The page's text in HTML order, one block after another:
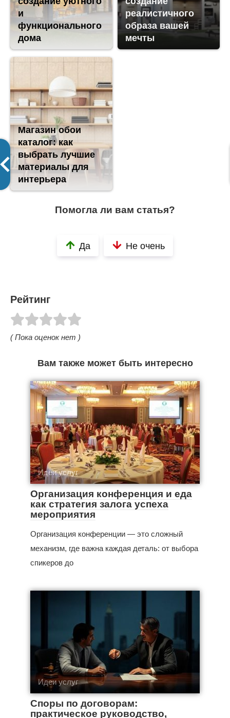
и
функционального
дома
реалистичного
образа вашей
мечты
Магазин обои
каталог: как
выбрать лучшие
материалы для
интерьера
Помогла ли вам статья?
Да Не очень
Рейтинг
( Пока оценок нет )
Вам также может быть интересно
Идеи услуг
Организация конференция и еда
как стратегия залога успеха
мероприятия
Организация конференции — это сложный
механизм, где важна каждая деталь: от выбора
спикеров до
Идеи услуг
Споры по договорам:
практическое руководство,